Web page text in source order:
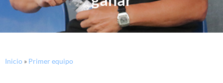
Inicio » Primer equipo